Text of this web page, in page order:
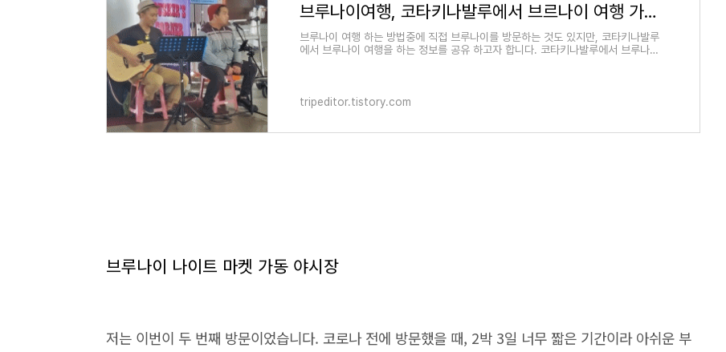
브루나이여행, 코타키나발루에서 브르나이 여행 가는 3가지 방법
브루나이 여행 하는 방법중에 직접 브루나이를 방문하는 것도 있지만, 코타키나발루
에서 브루나이 여행을 하는 정보를 공유 하고자 합니다. 코타키나발루에서 브루나이
tripeditor.tistory.com
브루나이 나이트 마켓 가동 야시장
저는 이번이 두 번째 방문이었습니다. 코로나 전에 방문했을 때, 2박 3일 너무 짧은 기간이라 아쉬운 부